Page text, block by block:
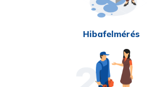
Hibafelmérés